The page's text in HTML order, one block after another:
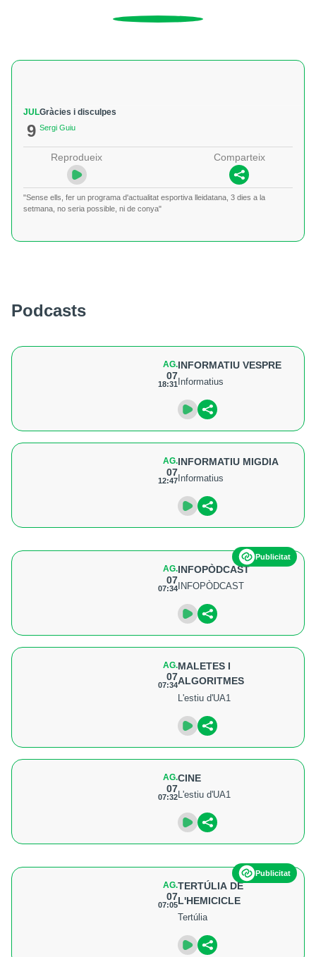
JUL
9
Gràcies i disculpes
Sergi Guiu
Reprodueix Comparteix
"Sense ells, fer un programa d'actualitat esportiva lleidatana, 3 dies a la
setmana, no seria possible, ni de conya"
Podcasts
AG.
07
18:31
INFORMATIU VESPRE
Informatius
AG.
07
12:47
INFORMATIU MIGDIA
Informatius
Publicitat
AG.
07
07:34
INFOPÒDCAST
INFOPÒDCAST
AG.
07
07:34
MALETES I
ALGORITMES
L'estiu d'UA1
AG.
07
07:32
CINE
L'estiu d'UA1
Publicitat
AG.
07
07:05
TERTÚLIA DE
L'HEMICICLE
Tertúlia